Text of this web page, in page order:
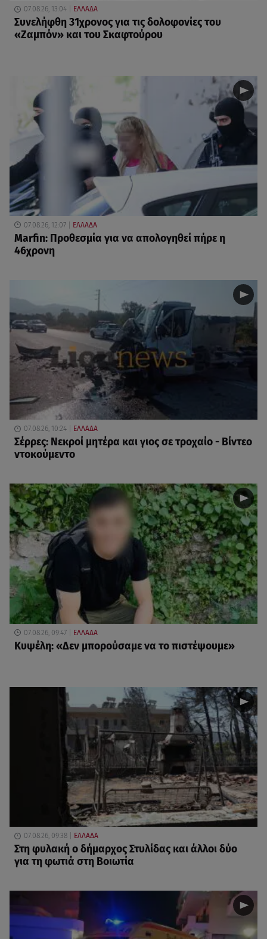
07.08.26, 13:04 ΕΛΛΑΔΑ
Συνελήφθη 31χρονος για τις δολοφονίες του
«Ζαμπόν» και του Σκαφτούρου
07.08.26, 12:07 ΕΛΛΑΔΑ
Marfin: Προθεσμία για να απολογηθεί πήρε η
46χρονη
07.08.26, 10:24 ΕΛΛΑΔΑ
Σέρρες: Νεκροί μητέρα και γιος σε τροχαίο - Βίντεο
ντοκούμεντο
07.08.26, 09:47 ΕΛΛΑΔΑ
Κυψέλη: «Δεν μπορούσαμε να το πιστέψουμε»
07.08.26, 09:38 ΕΛΛΑΔΑ
Στη φυλακή ο δήμαρχος Στυλίδας και άλλοι δύο
για τη φωτιά στη Βοιωτία